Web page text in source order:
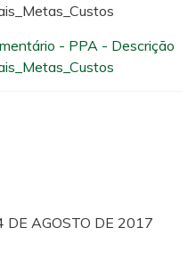
- PPA - Descrição
DE AGOSTO DE 2017